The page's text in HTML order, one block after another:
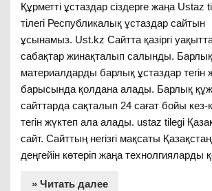
Құрметті ұстаздар сіздерге жаңа Ustaz
тілегі Республикалық ұстаздар сайтын
ұсынамыз. Ust.kz Сайтта қазіргі
сабақтар жинақталып салынды.
материалдарды барлық ұстаздар тегін
барысында қолдана алады. Барлық
сайттарда сақталып 24 сағат бойы кез-
тегін жүктеп ала алады. ustaz tilegi Қазақ
сайт. Сайттың негізгі мақсаты
деңгейін көтеріп жаңа
» Читать далее